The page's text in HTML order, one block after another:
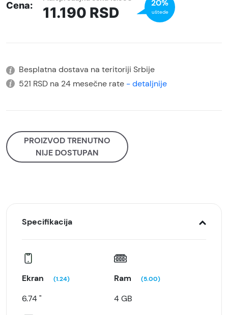
Cena: 11.190 RSD
20%
uštede
Besplatna dostava na teritoriji Srbije
521 RSD na 24 mesečne rate - detaljnije
PROIZVOD TRENUTNO
NIJE DOSTUPAN
Specifikacija
Ekran (1.24)
6.74 "
Ram (5.00)
4 GB